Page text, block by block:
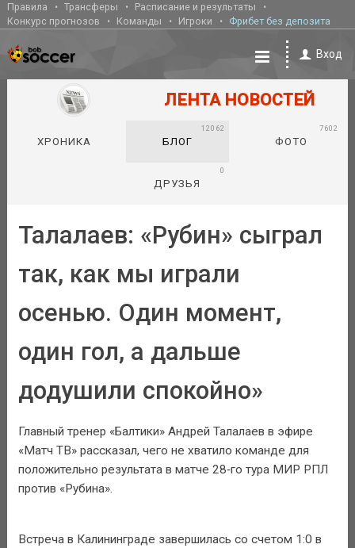
Правила Трансферы
Расписание и результаты
Конкурс прогнозов
Команды Игроки Фрибет без депозита
Вход
ЛЕНТА НОВОСТЕЙ
ХРОНИКА БЛОГ
12062
ФОТО
7602
ДРУЗЬЯ
0
Талалаев: «Рубин» сыграл
так, как мы играли
осенью. Один момент,
один гол, а дальше
додушили спокойно»
Главный тренер «Балтики» Андрей Талалаев в эфире
«Матч ТВ» рассказал, чего не хватило команде для
положительно результата в матче 28‑го тура МИР РПЛ
против «Рубина».
Встреча в Калининграде завершилась со счетом 1:0 в